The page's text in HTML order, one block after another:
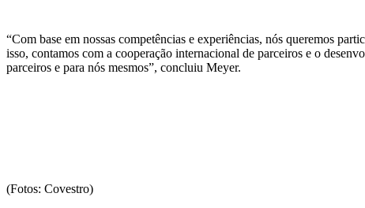
“Com base em nossas competências e experiências, nós queremos
isso, contamos com a cooperação internacional de parceiros e o
parceiros e para nós mesmos”, concluiu Meyer.
(Fotos: Covestro)